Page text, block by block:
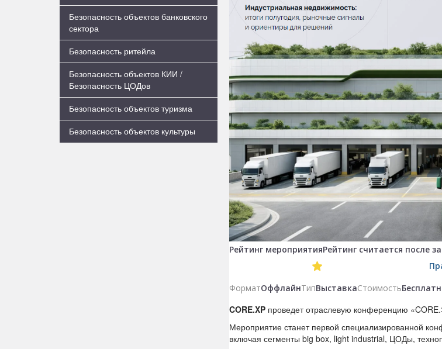
Безопасность объектов банковского
сектора
Безопасность ритейла
Безопасность объектов КИИ /
Безопасность ЦОДов
Безопасность объектов туризма
Безопасность объектов культуры
Рейтинг мероприятияРейтинг считается после
ФорматОффлайнТипВыставкаСтоимость
CORE.XP проведет отраслевую конференцию
Мероприятие станет первой специализированной
включая сегменты big box, light industrial, ЦОДы,